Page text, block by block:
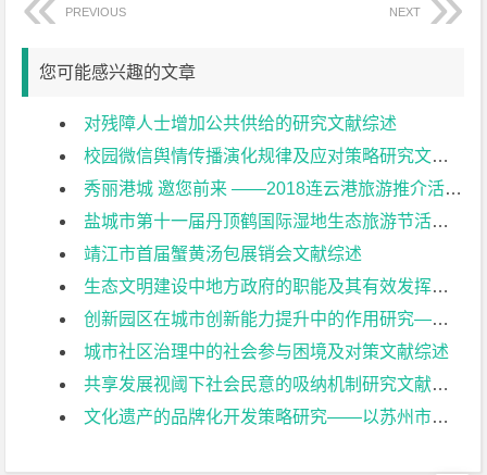
PREVIOUS NEXT
您可能感兴趣的文章
对残障人士增加公共供给的研究文献综述
校园微信舆情传播演化规律及应对策略研究文献综述
秀丽港城 邀您前来 ——2018连云港旅游推介活动策划案文献综述
盐城市第十一届丹顶鹤国际湿地生态旅游节活动策划文献综述
靖江市首届蟹黄汤包展销会文献综述
生态文明建设中地方政府的职能及其有效发挥——以南通市为例文献综述
创新园区在城市创新能力提升中的作用研究——以南通市为例文献综述
城市社区治理中的社会参与困境及对策文献综述
共享发展视阈下社会民意的吸纳机制研究文献综述
文化遗产的品牌化开发策略研究——以苏州市为例文献综述